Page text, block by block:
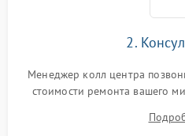
2.
Менеджер колл центра
стоимости ремонта вашего